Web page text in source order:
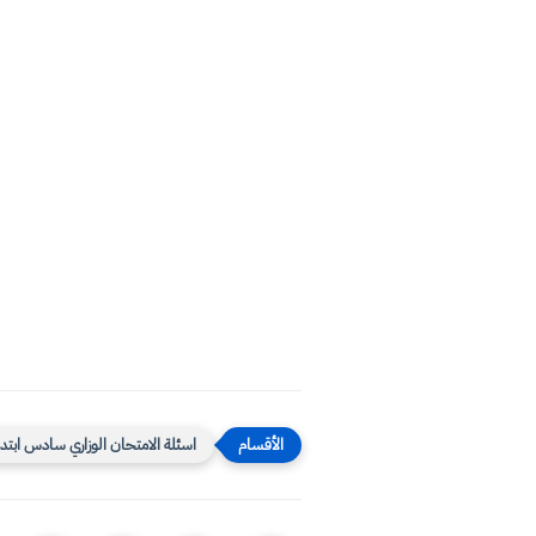
اسئلة الامتحان الوزاري سادس